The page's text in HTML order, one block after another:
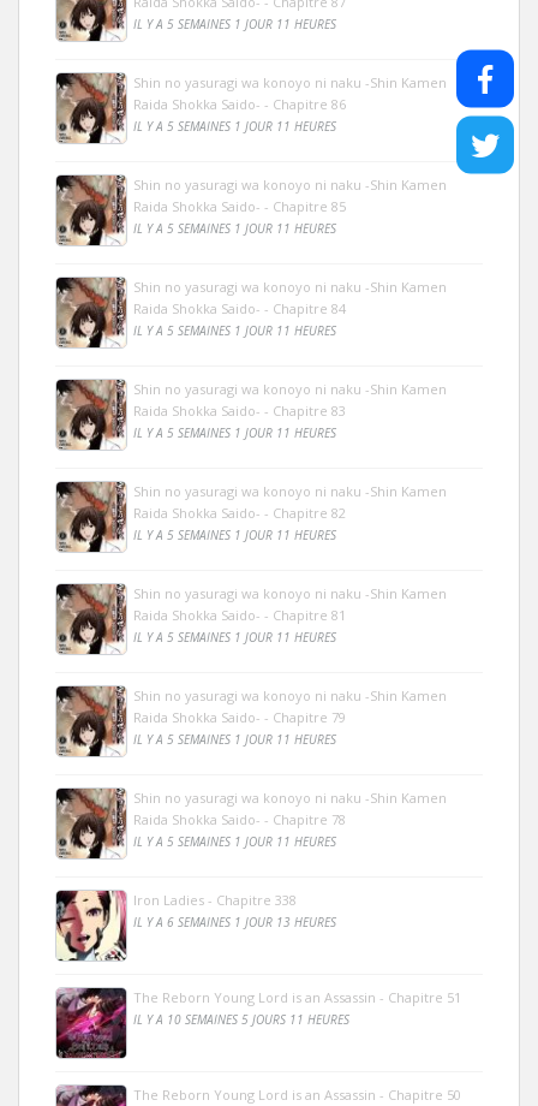
IL Y A 5 SEMAINES 1 JOUR 11 HEURES
Shin no yasuragi wa konoyo ni naku -Shin Kamen
Raida Shokka Saido- - Chapitre 86
IL Y A 5 SEMAINES 1 JOUR 11 HEURES
Shin no yasuragi wa konoyo ni naku -Shin Kamen
Raida Shokka Saido- - Chapitre 85
IL Y A 5 SEMAINES 1 JOUR 11 HEURES
Shin no yasuragi wa konoyo ni naku -Shin Kamen
Raida Shokka Saido- - Chapitre 84
IL Y A 5 SEMAINES 1 JOUR 11 HEURES
Shin no yasuragi wa konoyo ni naku -Shin Kamen
Raida Shokka Saido- - Chapitre 83
IL Y A 5 SEMAINES 1 JOUR 11 HEURES
Shin no yasuragi wa konoyo ni naku -Shin Kamen
Raida Shokka Saido- - Chapitre 82
IL Y A 5 SEMAINES 1 JOUR 11 HEURES
Shin no yasuragi wa konoyo ni naku -Shin Kamen
Raida Shokka Saido- - Chapitre 81
IL Y A 5 SEMAINES 1 JOUR 11 HEURES
Shin no yasuragi wa konoyo ni naku -Shin Kamen
Raida Shokka Saido- - Chapitre 79
IL Y A 5 SEMAINES 1 JOUR 11 HEURES
Shin no yasuragi wa konoyo ni naku -Shin Kamen
Raida Shokka Saido- - Chapitre 78
IL Y A 5 SEMAINES 1 JOUR 11 HEURES
Iron Ladies - Chapitre 338
IL Y A 6 SEMAINES 1 JOUR 13 HEURES
The Reborn Young Lord is an Assassin - Chapitre 51
IL Y A 10 SEMAINES 5 JOURS 11 HEURES
The Reborn Young Lord is an Assassin - Chapitre 50